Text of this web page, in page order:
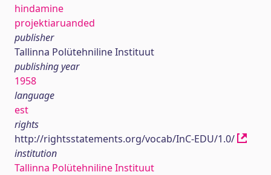
hindamine
projektiaruanded
publisher
Tallinna Polütehniline Instituut
publishing year
1958
language
est
rights
http://rightsstatements.org/vocab/InC-EDU/1.0/
institution
Tallinna Polütehniline Instituut